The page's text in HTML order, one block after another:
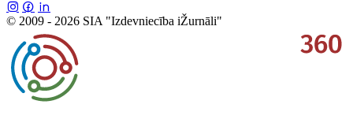
© 2009 - 2026 SIA "Izdevniecība iŽurnāli"